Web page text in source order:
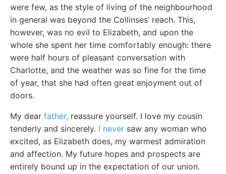
were few, as the style of living of the neighbourhood
in general was beyond the Collinses’ reach. This,
however, was no evil to Elizabeth, and upon the
whole she spent her time comfortably enough: there
were half hours of pleasant conversation with
Charlotte, and the weather was so fine for the time
of year, that she had often great enjoyment out of
doors.
My dear father, reassure yourself. I love my cousin
tenderly and sincerely. I never saw any woman who
excited, as Elizabeth does, my warmest admiration
and affection. My future hopes and prospects are
entirely bound up in the expectation of our union.